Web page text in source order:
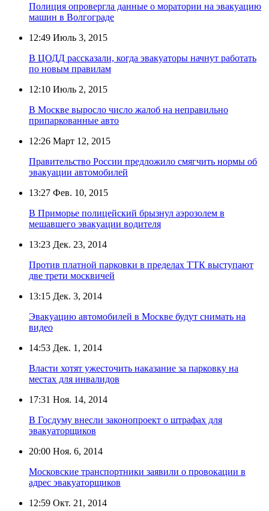
Полиция опровергла данные о моратории на эвакуацию
машин в Волгограде
12:49 Июль 3, 2015
В ЦОДД рассказали, когда эвакуаторы начнут работать
по новым правилам
12:10 Июль 2, 2015
В Москве выросло число жалоб на неправильно
припаркованные авто
12:26 Март 12, 2015
Правительство России предложило смягчить нормы об
эвакуации автомобилей
13:27 Фев. 10, 2015
В Приморье полицейский брызнул аэрозолем в
мешавшего эвакуации водителя
13:23 Дек. 23, 2014
Против платной парковки в пределах ТТК выступают
две трети москвичей
13:15 Дек. 3, 2014
Эвакуацию автомобилей в Москве будут снимать на
видео
14:53 Дек. 1, 2014
Власти хотят ужесточить наказание за парковку на
местах для инвалидов
17:31 Ноя. 14, 2014
В Госдуму внесли законопроект о штрафах для
эвакуаторщиков
20:00 Ноя. 6, 2014
Московские транспортники заявили о провокации в
адрес эвакуаторщиков
12:59 Окт. 21, 2014